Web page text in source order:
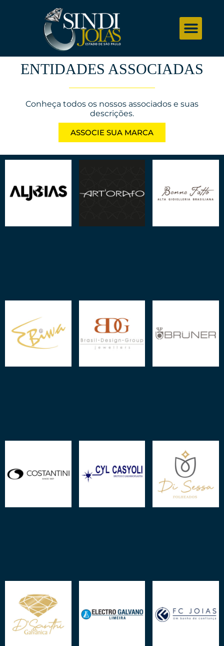
ENTIDADES ASSOCIADAS
Conheça todos os nossos associados e suas
descrições.
ASSOCIE SUA MARCA